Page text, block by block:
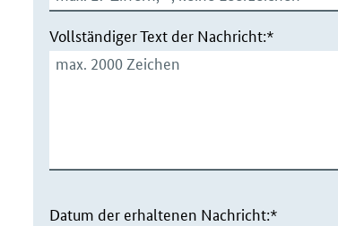
Vollständiger Text der Nachricht:*
Datum der erhaltenen Nachricht:*